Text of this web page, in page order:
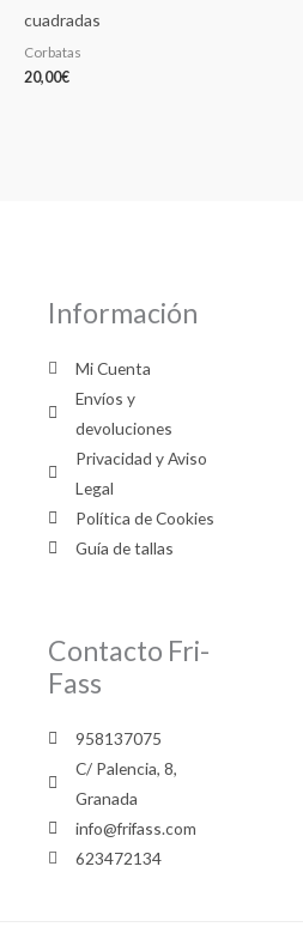
cuadradas
Corbatas
20,00€
Información
Mi Cuenta
Envíos y
devoluciones
Privacidad y Aviso
Legal
Política de Cookies
Guía de tallas
Contacto Fri-
Fass
958137075
C/ Palencia, 8,
Granada
info@frifass.com
623472134